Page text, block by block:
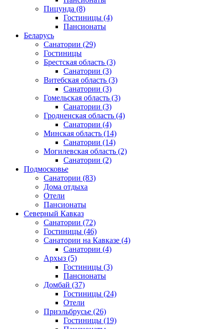
Пицунда (8)
Гостиницы (4)
Пансионаты
Беларусь
Санатории (29)
Гостиницы
Брестская область (3)
Санатории (3)
Витебская область (3)
Санатории (3)
Гомельская область (3)
Санатории (3)
Гродненская область (4)
Санатории (4)
Минская область (14)
Санатории (14)
Могилевская область (2)
Санатории (2)
Подмосковье
Санатории (83)
Дома отдыха
Отели
Пансионаты
Северный Кавказ
Санатории (72)
Гостиницы (46)
Санатории на Кавказе (4)
Санатории (4)
Архыз (5)
Гостиницы (3)
Пансионаты
Домбай (37)
Гостиницы (24)
Отели
Приэльбрусье (26)
Гостиницы (19)